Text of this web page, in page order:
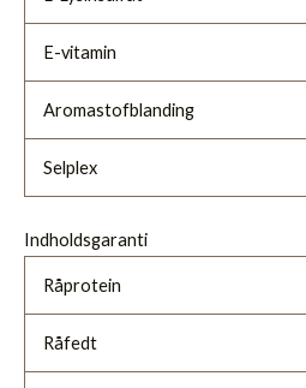
E-vitamin
Aromastofblanding
Selplex
Indholdsgaranti
Råprotein
Råfedt